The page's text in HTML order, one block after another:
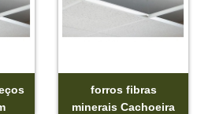
forros fibras
minerais Cachoeira